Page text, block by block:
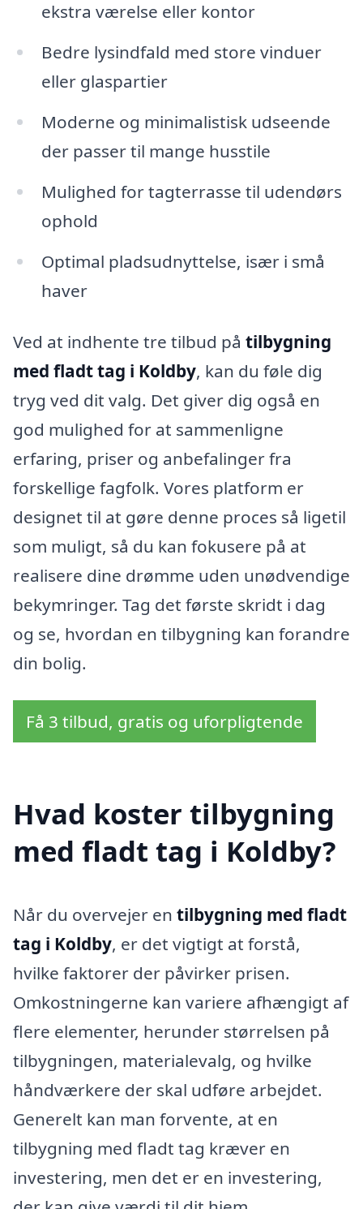
ekstra værelse eller kontor
Bedre lysindfald med store vinduer
eller glaspartier
Moderne og minimalistisk udseende
der passer til mange husstile
Mulighed for tagterrasse til udendørs
ophold
Optimal pladsudnyttelse, især i små
haver
Ved at indhente tre tilbud på tilbygning
med fladt tag i Koldby, kan du føle dig
tryg ved dit valg. Det giver dig også en
god mulighed for at sammenligne
erfaring, priser og anbefalinger fra
forskellige fagfolk. Vores platform er
designet til at gøre denne proces så ligetil
som muligt, så du kan fokusere på at
realisere dine drømme uden unødvendige
bekymringer. Tag det første skridt i dag
og se, hvordan en tilbygning kan forandre
din bolig.
Få 3 tilbud, gratis og uforpligtende
Hvad koster tilbygning
med fladt tag i Koldby?
Når du overvejer en tilbygning med fladt
tag i Koldby, er det vigtigt at forstå,
hvilke faktorer der påvirker prisen.
Omkostningerne kan variere afhængigt af
flere elementer, herunder størrelsen på
tilbygningen, materialevalg, og hvilke
håndværkere der skal udføre arbejdet.
Generelt kan man forvente, at en
tilbygning med fladt tag kræver en
investering, men det er en investering,